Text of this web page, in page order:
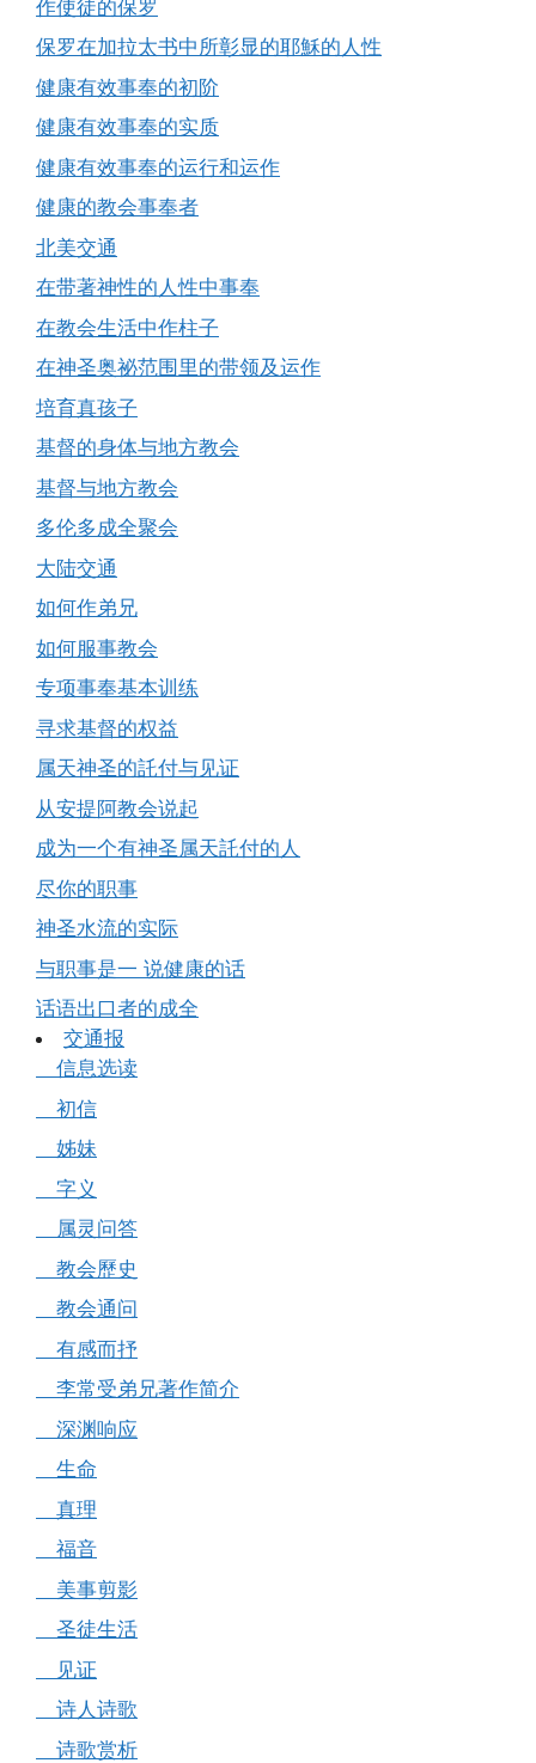
作使徒的保罗
保罗在加拉太书中所彰显的耶穌的人性
健康有效事奉的初阶
健康有效事奉的实质
健康有效事奉的运行和运作
健康的教会事奉者
北美交通
在带著神性的人性中事奉
在教会生活中作柱子
在神圣奥祕范围里的带领及运作
培育真孩子
基督的身体与地方教会
基督与地方教会
多伦多成全聚会
大陆交通
如何作弟兄
如何服事教会
专项事奉基本训练
寻求基督的权益
属天神圣的託付与见证
从安提阿教会说起
成为一个有神圣属天託付的人
尽你的职事
神圣水流的实际
与职事是一 说健康的话
话语出口者的成全
交通报
信息选读
初信
姊妹
字义
属灵问答
教会歷史
教会通问
有感而抒
李常受弟兄著作简介
深渊响应
生命
真理
福音
美事剪影
圣徒生活
见证
诗人诗歌
诗歌赏析